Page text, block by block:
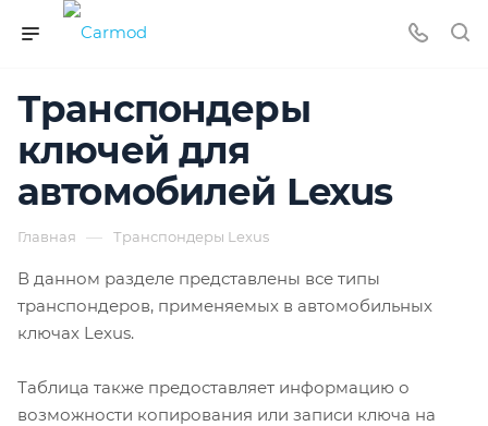
Транспондеры
ключей для
автомобилей Lexus
Главная — Транспондеры Lexus
В данном разделе представлены все типы
транспондеров, применяемых в автомобильных
ключах Lexus.
Таблица также предоставляет информацию о
возможности копирования или записи ключа на